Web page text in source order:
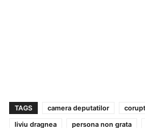
TAGS camera deputatilor
liviu dragnea
persona non grata